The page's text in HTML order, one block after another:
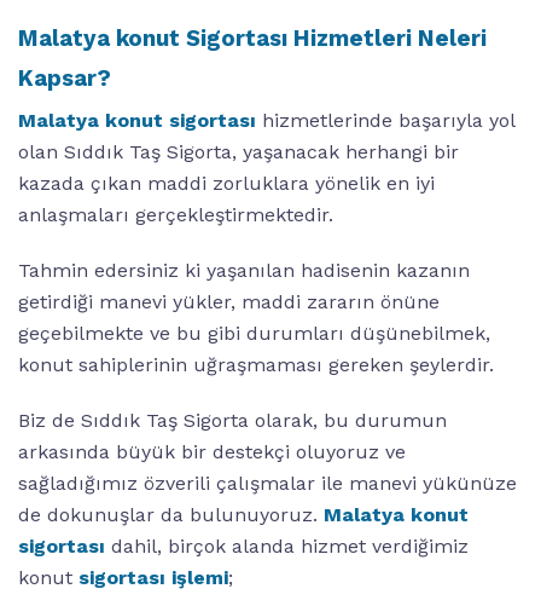
Malatya konut Sigortası Hizmetleri Neleri
Kapsar?
Malatya konut sigortası hizmetlerinde başarıyla yol
olan Sıddık Taş Sigorta, yaşanacak herhangi bir
kazada çıkan maddi zorluklara yönelik en iyi
anlaşmaları gerçekleştirmektedir.
Tahmin edersiniz ki yaşanılan hadisenin kazanın
getirdiği manevi yükler, maddi zararın önüne
geçebilmekte ve bu gibi durumları düşünebilmek,
konut sahiplerinin uğraşmaması gereken şeylerdir.
Biz de Sıddık Taş Sigorta olarak, bu durumun
arkasında büyük bir destekçi oluyoruz ve
sağladığımız özverili çalışmalar ile manevi yükünüze
de dokunuşlar da bulunuyoruz. Malatya konut
sigortası dahil, birçok alanda hizmet verdiğimiz
konut sigortası işlemi;